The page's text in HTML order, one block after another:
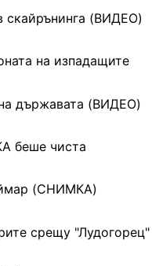
скайрънинга (ВИДЕО)
на изпадащите
държавата (ВИДЕО)
беше чиста
(СНИМКА)
срещу "Лудогорец"